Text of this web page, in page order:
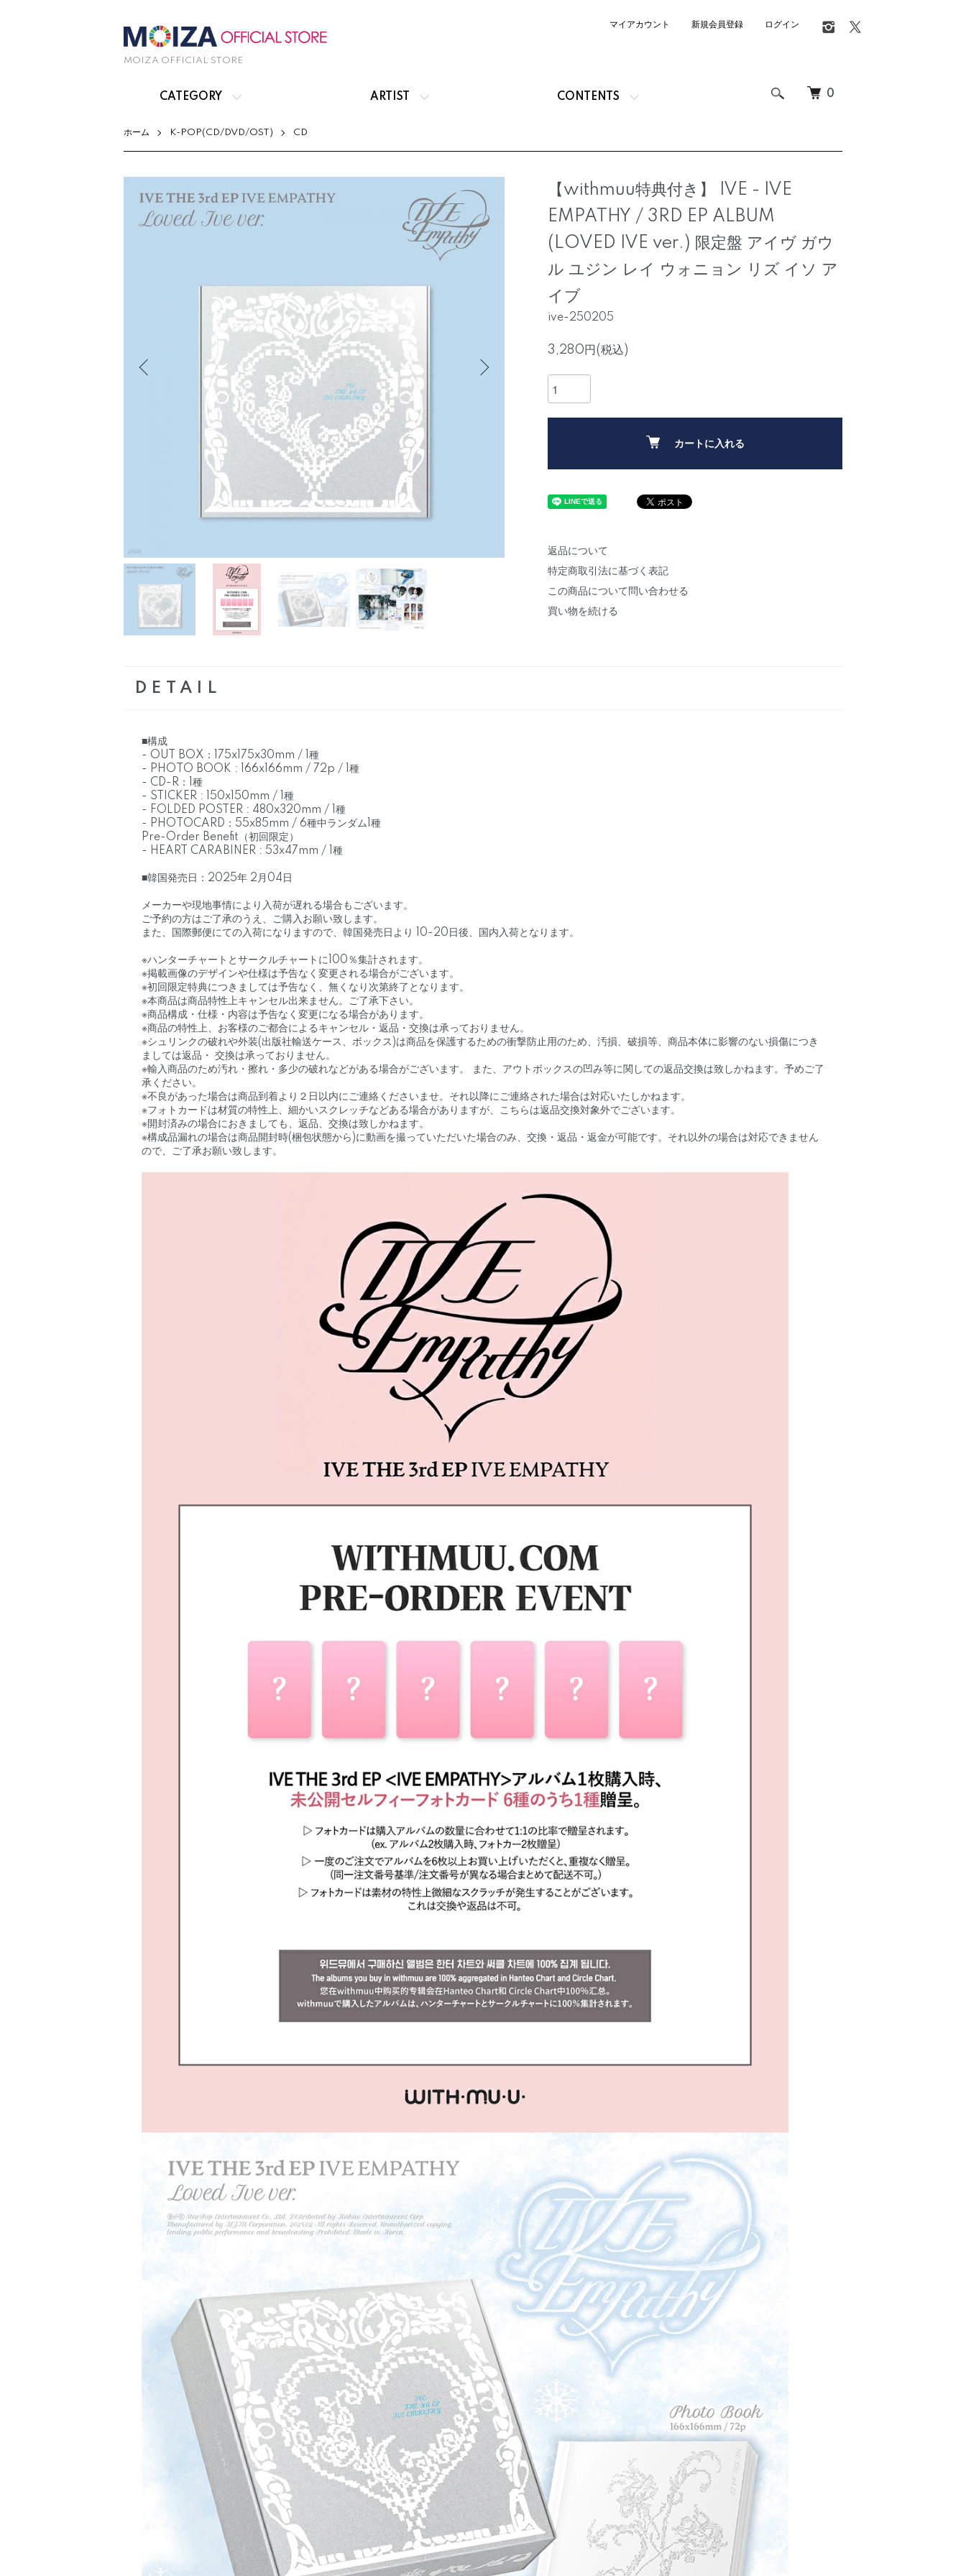
MOIZA OFFICIAL STORE
0
CATEGORY ARTIST CONTENTS
マイアカウント 新規会員登録 ログイン
ホーム K-POP(CD/DVD/OST) CD
【withmuu特典付き】 IVE - IVE
EMPATHY / 3RD EP ALBUM
(LOVED IVE ver.) 限定盤 アイヴ ガウ
ル ユジン レイ ウォニョン リズ イソ ア
イブ
ive-250205
3,280円(税込)
カートに入れる
返品について
特定商取引法に基づく表記
この商品について問い合わせる
買い物を続ける
DETAIL
■構成
- OUT BOX：175x175x30mm / 1種
- PHOTO BOOK : 166x166mm / 72p / 1種
- CD-R：1種
- STICKER : 150x150mm / 1種
- FOLDED POSTER : 480x320mm / 1種
- PHOTOCARD：55x85mm / 6種中ランダム1種
Pre-Order Benefit（初回限定）
- HEART CARABINER : 53x47mm / 1種
■韓国発売日：2025年 2月04日
メーカーや現地事情により入荷が遅れる場合もございます。
ご予約の方はご了承のうえ、ご購入お願い致します。
また、国際郵便にての入荷になりますので、韓国発売日より 10-20日後、国内入荷となります。
※ハンターチャートとサークルチャートに100％集計されます。
※掲載画像のデザインや仕様は予告なく変更される場合がございます。
※初回限定特典につきましては予告なく、無くなり次第終了となります。
※本商品は商品特性上キャンセル出来ません。ご了承下さい。
※商品構成・仕様・内容は予告なく変更になる場合があります。
※商品の特性上、お客様のご都合によるキャンセル・返品・交換は承っておりません。
※シュリンクの破れや外装(出版社輸送ケース、ボックス)は商品を保護するための衝撃防止用のため、汚損、破損等、商品本体に影響のない損傷につき
ましては返品・ 交換は承っておりません。
※輸入商品のため汚れ・擦れ・多少の破れなどがある場合がございます。 また、アウトボックスの凹み等に関しての返品交換は致しかねます。予めご了
承ください。
※不良があった場合は商品到着より２日以内にご連絡くださいませ。それ以降にご連絡された場合は対応いたしかねます。
※フォトカードは材質の特性上、細かいスクレッチなどある場合がありますが、こちらは返品交換対象外でございます。
※開封済みの場合におきましても、返品、交換は致しかねます。
※構成品漏れの場合は商品開封時(梱包状態から)に動画を撮っていただいた場合のみ、交換・返品・返金が可能です。それ以外の場合は対応できません
ので、ご了承お願い致します。